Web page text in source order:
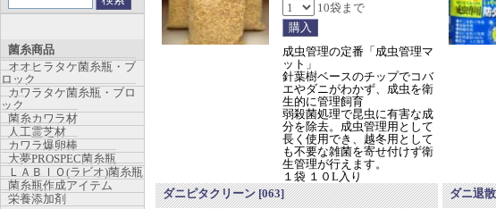
10袋まで
成虫管理の定番「成虫管理マ
ット」
針葉樹ベースのチップでコバ
エやダニがわかず、成虫を衛
生的に管理飼育
弱殺菌処理で昆虫に有害な成
分を除去。成虫管理用として
長く使用でき、越冬用として
も不要な雑菌を寄せ付けず衛
生管理が行えます。
１袋 １０L入り
ダニピタクリーン[063]
ダニ退散
菌糸商品
オオヒラタケ菌糸瓶・ブ
ロック
カワラタケ菌糸瓶・ブロ
ック
菌糸カワラ材
人工霊芝材
カワラ爆卵棒
大夢PROSPEC菌糸瓶
ＬＡＢＩＯ(ラビオ)菌糸瓶
菌糸瓶作成アイテム
栄養添加剤